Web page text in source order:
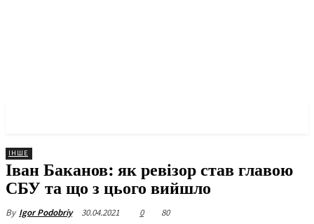
ІНШЕ
Іван Баканов: як ревізор став главою
СБУ та що з цього вийшло
By Igor Podobriy 30.04.2021 0 80